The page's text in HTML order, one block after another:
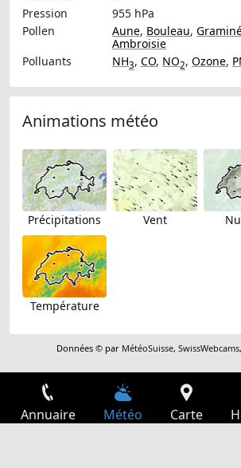
Pression
955 hPa
Pollen
Aune, Bouleau,
Ambroisie
Polluants
NH3, CO, NO2, Ozone,
Animations météo
Précipitations Vent
Température
Données © par MétéoSuisse,SwissWebcams
Annuaire Météo Carte